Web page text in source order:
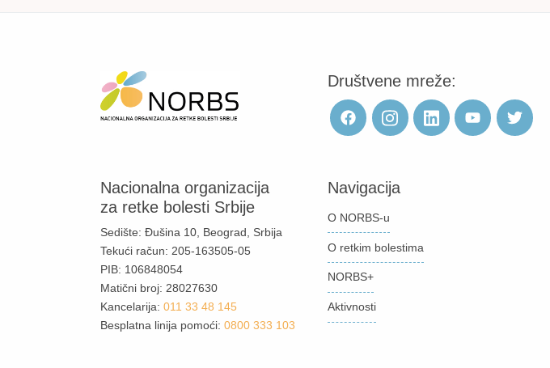
Društvene mreže:
Nacionalna organizacija
za retke bolesti Srbije
Sedište: Đušina 10, Beograd, Srbija
Tekući račun: 205-163505-05
PIB: 106848054
Matični broj: 28027630
Kancelarija: 011 33 48 145
Besplatna linija pomoći: 0800 333 103
Navigacija
O NORBS-u
O retkim bolestima
NORBS+
Aktivnosti